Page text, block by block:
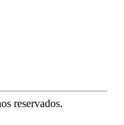
reservados.